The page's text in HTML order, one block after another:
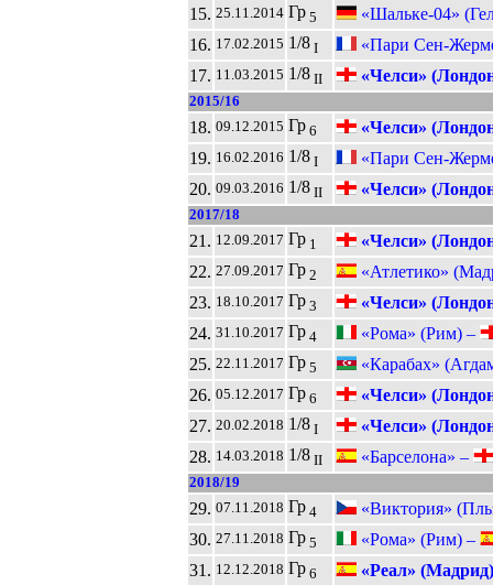
15. 25.11.2014 Гр 5
«Шальке-04»
16. 17.02.2015 1/8 I
«Пари Сен-
17. 11.03.2015 1/8 II «Челси»
2015/16
18. 09.12.2015 Гр 6
«Челси»
19. 16.02.2016 1/8 I
«Пари Сен-
20. 09.03.2016 1/8 II «Челси»
2017/18
21. 12.09.2017 Гр 1
«Челси»
22. 27.09.2017 Гр 2
«Атлетико»
23. 18.10.2017 Гр 3
«Челси»
24. 31.10.2017 Гр 4
«Рома» (Рим) –
25. 22.11.2017 Гр 5
«Карабах»
26. 05.12.2017 Гр 6
«Челси»
27. 20.02.2018 1/8 I
«Челси»
28. 14.03.2018 1/8 II «Барселона» –
2018/19
29. 07.11.2018 Гр 4
«Виктория»
30. 27.11.2018 Гр 5
«Рома» (Рим) –
31. 12.12.2018 Гр 6
«Реал» (Мадрид)